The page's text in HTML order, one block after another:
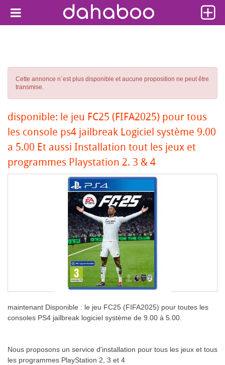
Cette annonce n´est plus disponible et aucune proposition ne peut être
transmise.
disponible: le jeu FC25 (FIFA2025) pour tous
les console ps4 jailbreak Logiciel système 9.00
a 5.00 Et aussi Installation tout les jeux et
programmes Playstation 2. 3 & 4
maintenant Disponible : le jeu FC25 (FIFA2025) pour toutes les
consoles PS4 jailbreak logiciel système de 9.00 à 5.00.
Nous proposons un service d'installation pour tous les jeux et tous
les programmes PlayStation 2, 3 et 4